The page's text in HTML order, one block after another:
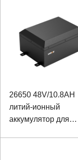
26650 48V/10.8AH
литий-ионный
аккумулятор для